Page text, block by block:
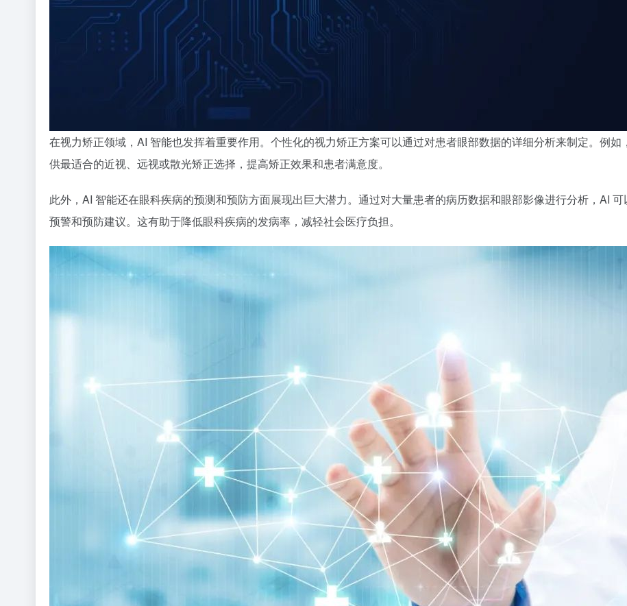
在视力矫正领域，AI 智能也发挥着重要作用。个性化的视力矫正方案可以通过对患者眼部数据的详细分析来制定。例
供最适合的近视、远视或散光矫正选择，提高矫正效果和患者满意度。
此外，AI 智能还在眼科疾病的预测和预防方面展现出巨大潜力。通过对大量患者的病历数据和眼部影像进行分析，AI
预警和预防建议。这有助于降低眼科疾病的发病率，减轻社会医疗负担。